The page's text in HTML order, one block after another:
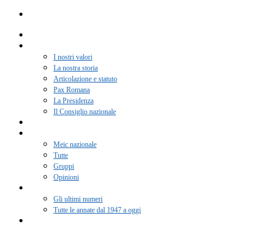
I nostri valori
La nostra storia
Articolazione e statuto
Pax Romana
La Presidenza
Il Consiglio nazionale
Meic nazionale
Tutte
Gruppi
Opinioni
Gli ultimi numeri
Tutte le annate dal 1947 a oggi